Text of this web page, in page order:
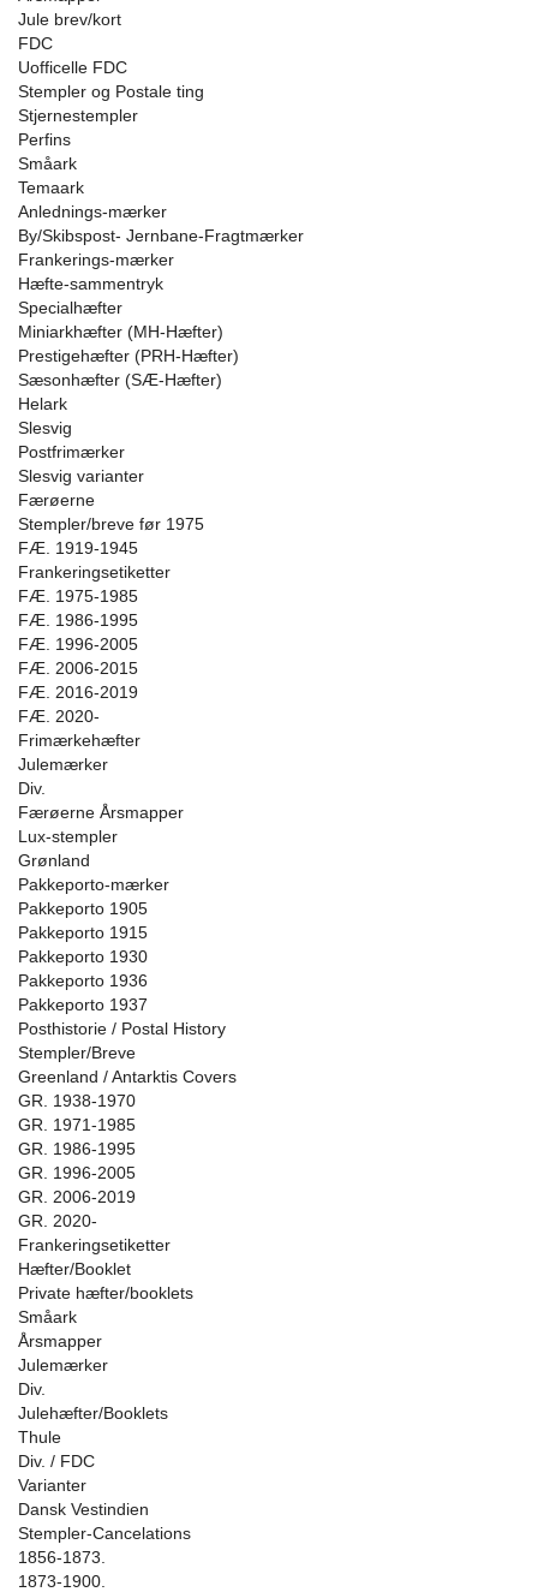
Jule brev/kort
FDC
Uofficelle FDC
Stempler og Postale ting
Stjernestempler
Perfins
Småark
Temaark
Anlednings-mærker
By/Skibspost- Jernbane-Fragtmærker
Frankerings-mærker
Hæfte-sammentryk
Specialhæfter
Miniarkhæfter (MH-Hæfter)
Prestigehæfter (PRH-Hæfter)
Sæsonhæfter (SÆ-Hæfter)
Helark
Slesvig
Postfrimærker
Slesvig varianter
Færøerne
Stempler/breve før 1975
FÆ. 1919-1945
Frankeringsetiketter
FÆ. 1975-1985
FÆ. 1986-1995
FÆ. 1996-2005
FÆ. 2006-2015
FÆ. 2016-2019
FÆ. 2020-
Frimærkehæfter
Julemærker
Div.
Færøerne Årsmapper
Lux-stempler
Grønland
Pakkeporto-mærker
Pakkeporto 1905
Pakkeporto 1915
Pakkeporto 1930
Pakkeporto 1936
Pakkeporto 1937
Posthistorie / Postal History
Stempler/Breve
Greenland / Antarktis Covers
GR. 1938-1970
GR. 1971-1985
GR. 1986-1995
GR. 1996-2005
GR. 2006-2019
GR. 2020-
Frankeringsetiketter
Hæfter/Booklet
Private hæfter/booklets
Småark
Årsmapper
Julemærker
Div.
Julehæfter/Booklets
Thule
Div. / FDC
Varianter
Dansk Vestindien
Stempler-Cancelations
1856-1873.
1873-1900.